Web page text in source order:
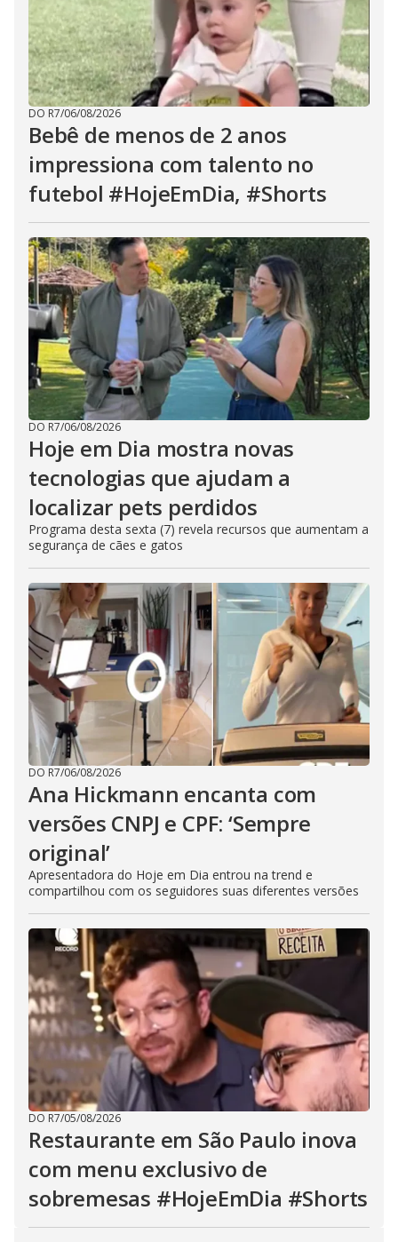
DO R7/06/08/2026
Bebê de menos de 2 anos
impressiona com talento no
futebol #HojeEmDia, #Shorts
DO R7/06/08/2026
Hoje em Dia mostra novas
tecnologias que ajudam a
localizar pets perdidos
Programa desta sexta (7) revela recursos que aumentam a
segurança de cães e gatos
DO R7/06/08/2026
Ana Hickmann encanta com
versões CNPJ e CPF: ‘Sempre
original’
Apresentadora do Hoje em Dia entrou na trend e
compartilhou com os seguidores suas diferentes versões
DO R7/05/08/2026
Restaurante em São Paulo inova
com menu exclusivo de
sobremesas #HojeEmDia #Shorts